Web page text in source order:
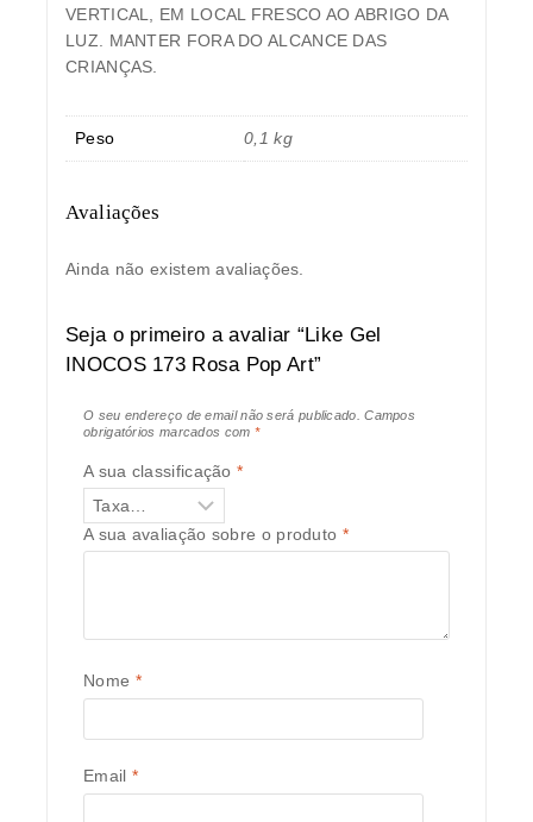
VERTICAL, EM LOCAL FRESCO AO ABRIGO DA
LUZ. MANTER FORA DO ALCANCE DAS
CRIANÇAS.
Peso 0,1 kg
Avaliações
Ainda não existem avaliações.
Seja o primeiro a avaliar “Like Gel
INOCOS 173 Rosa Pop Art”
O seu endereço de email não será publicado.
Campos
obrigatórios marcados com *
A sua classificação*
A sua avaliação sobre o produto *
Nome *
Email *